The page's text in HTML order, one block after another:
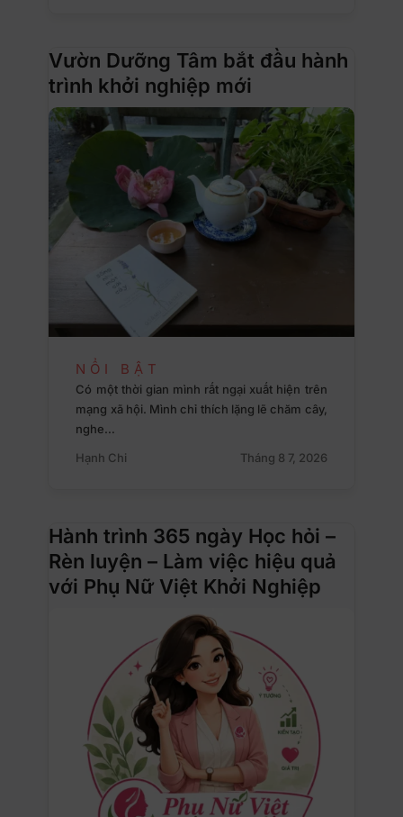
Vườn Dưỡng Tâm bắt đầu hành
trình khởi nghiệp mới
NỔI BẬT
Có một thời gian mình rất ngại xuất hiện trên
mạng xã hội. Mình chỉ thích lặng lẽ chăm cây,
nghe…
Hạnh Chi
Tháng 8 7, 2026
Hành trình 365 ngày Học hỏi –
Rèn luyện – Làm việc hiệu quả
với Phụ Nữ Việt Khởi Nghiệp